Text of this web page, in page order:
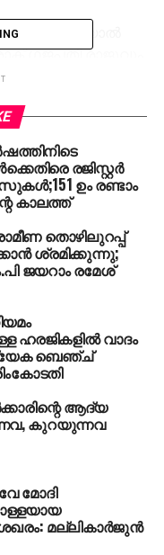
ഗജപതി രാജുവും
സഹായങ്ങളും
പദവി നല്‍കല്‍
പ്രതികരിച്ചു.
പദവി
പ്രഥമ
വ്യക്തമാക്കി.
നജീബ്
രജിസ്റ്റര്‍
ഉം രണ്ടാം
കാലത്ത്‌
തൊഴിലുറപ്പ്
ശ്രമിക്കുന്നു;
ജയറാം രമേശ്
ഹരജികളില്‍ വാദം
ബെഞ്ച്
ആദ്യ
കുറയുന്നവ
മോദി
മല്ലികാർജുൻ